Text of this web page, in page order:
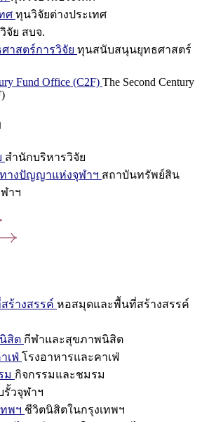
ศ ทุนวิจัยต่างประเทศ
จัย สบจ.
าสตร์การวิจัย ทุนสนับสนุนยุทธศาสตร์
Fund Office (C2F) The Second Century
สำนักบริหารวิจัย
างปัญญาแห่งจุฬาฯ สถาบันทรัพย์สิน
าฯ
ร้างสรรค์ หอสมุดและพื้นที่สร้างสรรค์
สิต กีฬาและสุขภาพนิสิต
เฟ่ โรงอาหารและคาเฟ่
ม กิจกรรมและชมรม
รั้วจุฬาฯ
พฯ ชีวิตนิสิตในกรุงเทพฯ